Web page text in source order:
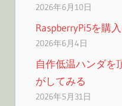
2026年6月10日
RaspberryPi5を購
2026年6月4日
自作低温ハンダを
がしてみる
2026年5月31日